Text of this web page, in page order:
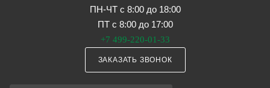
ПН-ЧТ с 8:00 до 18:00
ПТ с 8:00 до 17:00
+7 499-220-01-33
ЗАКАЗАТЬ ЗВОНОК